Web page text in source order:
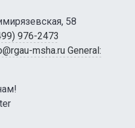
58
976-2473
msha.ru General: